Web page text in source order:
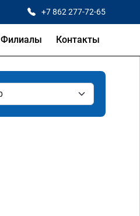
+7 862 277-72-65
Филиалы Контакты